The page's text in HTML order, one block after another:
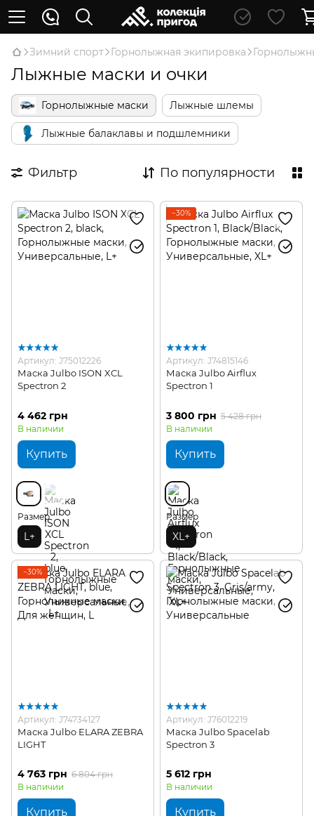
Зимний спорт Горнолыжная экипировка
Лыжные маски и очки
Горнолыжные маски Лыжные шлемы
Лыжные балаклавы и подшлемники
Фильтр По популярности
Артикул: J75012226
Маска Julbo ISON XCL
Spectron 2
4 462 грн
В наличии
Купить
Размер
L+
−30%
Артикул: J74815146
Маска Julbo Airflux
Spectron 1
3 800 грн 5 428 грн
В наличии
Купить
Размер
XL+
−30%
Артикул: J74734127
Маска Julbo ELARA ZEBRA
LIGHT
4 763 грн 6 804 грн
В наличии
Купить
Артикул: J76012219
Маска Julbo Spacelab
Spectron 3
5 612 грн
В наличии
Купить